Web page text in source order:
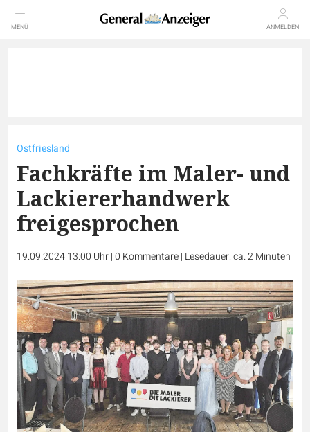
MENÜ ANMELDEN
Ostfriesland
Fachkräfte im Maler- und
Lackiererhandwerk
freigesprochen
19.09.2024 13:00 Uhr|0 Kommentare| Lesedauer: ca. 2 Minuten